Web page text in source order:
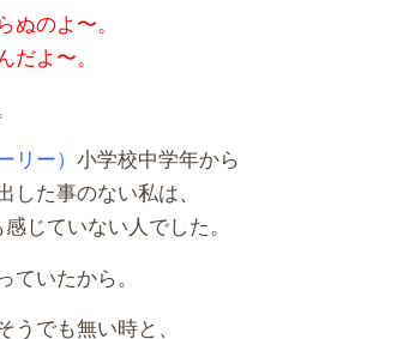
のよ〜。
よ〜。
リー） 小学校中学年から
た事のない私は、
じていない人でした。
いたから。
でも無い時と、